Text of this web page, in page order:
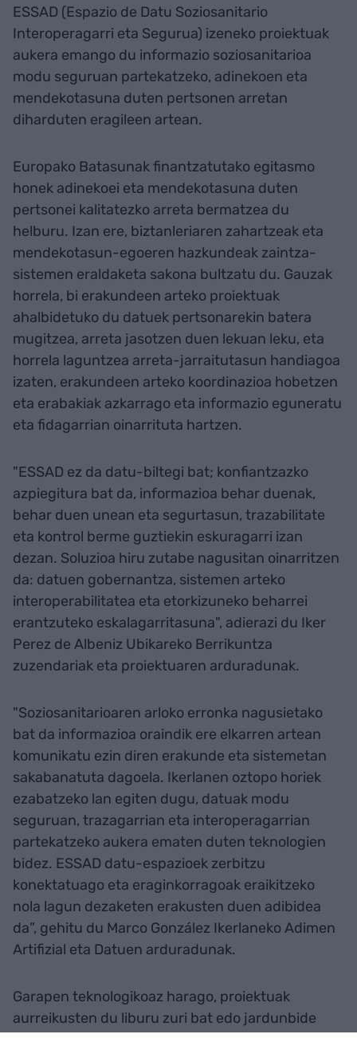
ESSAD (Espazio de Datu Soziosanitario
Interoperagarri eta Segurua) izeneko proiektuak
aukera emango du informazio soziosanitarioa
modu seguruan partekatzeko, adinekoen eta
mendekotasuna duten pertsonen arretan
diharduten eragileen artean.
Europako Batasunak finantzatutako egitasmo
honek adinekoei eta mendekotasuna duten
pertsonei kalitatezko arreta bermatzea du
helburu. Izan ere, biztanleriaren zahartzeak eta
mendekotasun-egoeren hazkundeak zaintza-
sistemen eraldaketa sakona bultzatu du. Gauzak
horrela, bi erakundeen arteko proiektuak
ahalbidetuko du datuek pertsonarekin batera
mugitzea, arreta jasotzen duen lekuan leku, eta
horrela laguntzea arreta-jarraitutasun handiagoa
izaten, erakundeen arteko koordinazioa hobetzen
eta erabakiak azkarrago eta informazio eguneratu
eta fidagarrian oinarrituta hartzen.
"ESSAD ez da datu-biltegi bat; konfiantzazko
azpiegitura bat da, informazioa behar duenak,
behar duen unean eta segurtasun, trazabilitate
eta kontrol berme guztiekin eskuragarri izan
dezan. Soluzioa hiru zutabe nagusitan oinarritzen
da: datuen gobernantza, sistemen arteko
interoperabilitatea eta etorkizuneko beharrei
erantzuteko eskalagarritasuna", adierazi du Iker
Perez de Albeniz Ubikareko Berrikuntza
zuzendariak eta proiektuaren arduradunak.
"Soziosanitarioaren arloko erronka nagusietako
bat da informazioa oraindik ere elkarren artean
komunikatu ezin diren erakunde eta sistemetan
sakabanatuta dagoela. Ikerlanen oztopo horiek
ezabatzeko lan egiten dugu, datuak modu
seguruan, trazagarrian eta interoperagarrian
partekatzeko aukera ematen duten teknologien
bidez. ESSAD datu-espazioek zerbitzu
konektatuago eta eraginkorragoak eraikitzeko
nola lagun dezaketen erakusten duen adibidea
da”, gehitu du Marco González Ikerlaneko Adimen
Artifizial eta Datuen arduradunak.
Garapen teknologikoaz harago, proiektuak
aurreikusten du liburu zuri bat edo jardunbide